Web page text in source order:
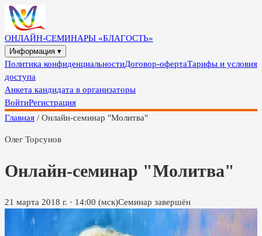
ОНЛАЙН-СЕМИНАРЫ «БЛАГОСТЬ»
Информация ▾
Политика конфиденциальностиДоговор-офертаТарифы и условия
доступа
Анкета кандидата в организаторы
ВойтиРегистрация
Главная / Онлайн-семинар "Молитва"
Олег Торсунов
Онлайн-семинар "Молитва"
21 марта 2018 г. · 14:00 (мск)Семинар завершён